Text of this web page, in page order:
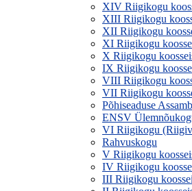
XIV Riigikogu
XIII Riigikogu
XII Riigikogu
XI Riigikogu
X Riigikogu
IX Riigikogu
VIII Riigikogu
VII Riigikogu
Põhiseaduse
ENSV
VI Riigikogu
Rahvuskogu
V Riigikogu
IV Riigikogu
III Riigikogu